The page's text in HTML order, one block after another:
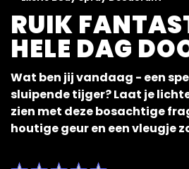
RUIK
HELE DAG
Wat ben jij vandaag - een
sluipende tijger? Laat je
zien met deze bosachtige
houtige geur en een vleugje
Geen